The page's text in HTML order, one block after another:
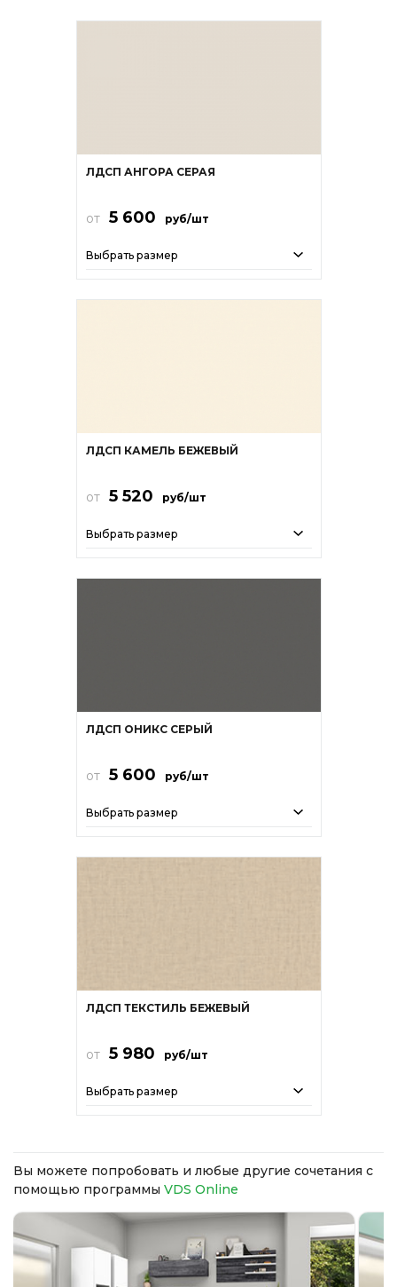
ЛДСП АНГОРА СЕРАЯ
от 5 600 руб/шт
Выбрать размер
ЛДСП КАМЕЛЬ БЕЖЕВЫЙ
от 5 520 руб/шт
Выбрать размер
ЛДСП ОНИКС СЕРЫЙ
от 5 600 руб/шт
Выбрать размер
ЛДСП ТЕКСТИЛЬ БЕЖЕВЫЙ
от 5 980 руб/шт
Выбрать размер
Вы можете попробовать и любые другие сочетания с
помощью программы VDS Online